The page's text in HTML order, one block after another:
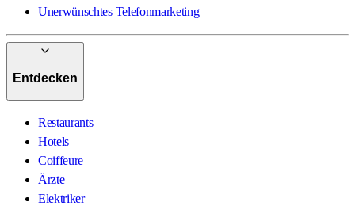
Unerwünschtes Telefonmarketing
Entdecken
Restaurants
Hotels
Coiffeure
Ärzte
Elektriker